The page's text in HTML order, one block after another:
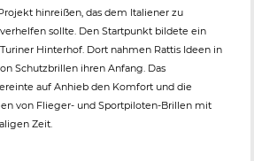
hinreißen, das dem Italiener zu
sollte. Den Startpunkt bildete ein
Hinterhof. Dort nahmen Rattis Ideen in
Schutzbrillen ihren Anfang. Das
auf Anhieb den Komfort und die
von Flieger- und Sportpiloten-Brillen mit
Zeit.